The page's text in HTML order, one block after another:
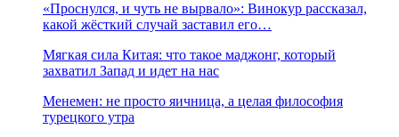
«Проснулся, и чуть не вырвало»: Винокур рассказал,
какой жёсткий случай заставил его…
Мягкая сила Китая: что такое маджонг, который
захватил Запад и идет на нас
Менемен: не просто яичница, а целая философия
турецкого утра